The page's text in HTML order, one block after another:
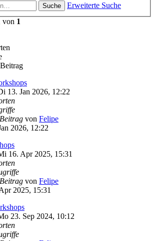
Suche
Erweiterte Suche
von 1
13. Jan 2026, 12:22
von Felipe
2026, 12:22
16. Apr 2025, 15:31
von Felipe
2025, 15:31
23. Sep 2024, 10:12